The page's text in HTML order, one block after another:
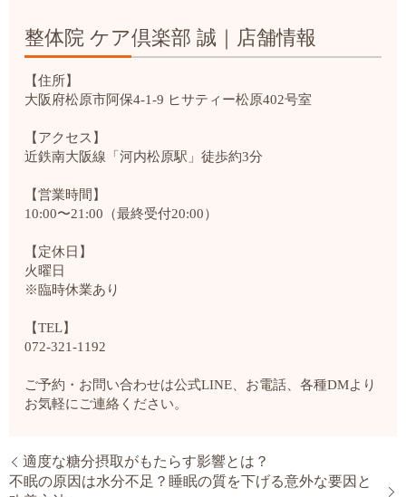
整体院 ケア倶楽部 誠｜店舗情報
【住所】
大阪府松原市阿保4-1-9 ヒサティー松原402号室
【アクセス】
近鉄南大阪線「河内松原駅」徒歩約3分
【営業時間】
10:00〜21:00（最終受付20:00）
【定休日】
火曜日
※臨時休業あり
【TEL】
072-321-1192
ご予約・お問い合わせは公式LINE、お電話、各種DMより
お気軽にご連絡ください。
適度な糖分摂取がもたらす影響とは？
不眠の原因は水分不足？睡眠の質を下げる意外な要因と